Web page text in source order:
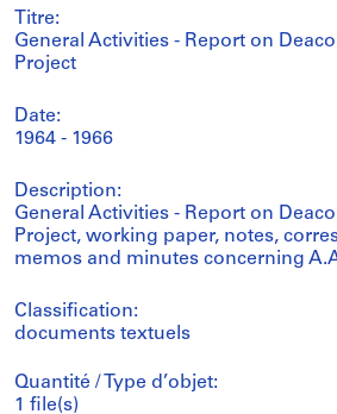
Titre:
General Activities - Report on
Project
Date:
1964 - 1966
Description:
General Activities - Report on
Project, working paper, notes,
memos and minutes concerning
Classification:
documents textuels
Quantité / Type d’objet:
1 file(s)